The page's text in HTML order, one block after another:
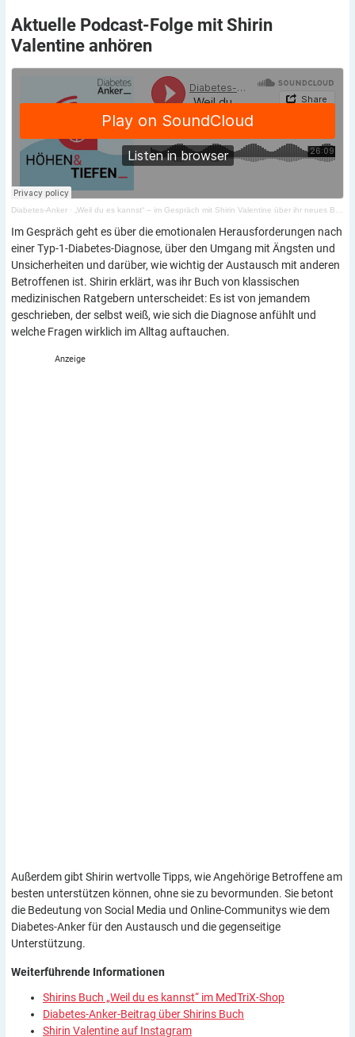
Aktuelle Podcast-Folge mit Shirin
Valentine anhören
Diabetes-Anker · „Weil du es kannst“ – im Gespräch mit Shirin Valentine über ihr neues Buch
Im Gespräch geht es über die emotionalen Herausforderungen nach
einer Typ-1-Diabetes-Diagnose, über den Umgang mit Ängsten und
Unsicherheiten und darüber, wie wichtig der Austausch mit anderen
Betroffenen ist. Shirin erklärt, was ihr Buch von klassischen
medizinischen Ratgebern unterscheidet: Es ist von jemandem
geschrieben, der selbst weiß, wie sich die Diagnose anfühlt und
welche Fragen wirklich im Alltag auftauchen.
Außerdem gibt Shirin wertvolle Tipps, wie Angehörige Betroffene am
besten unterstützen können, ohne sie zu bevormunden. Sie betont
die Bedeutung von Social Media und Online-Communitys wie dem
Diabetes-Anker für den Austausch und die gegenseitige
Unterstützung.
Weiterführende Informationen
Shirins Buch „Weil du es kannst“ im MedTriX-Shop
Diabetes-Anker-Beitrag über Shirins Buch
Shirin Valentine auf Instagram